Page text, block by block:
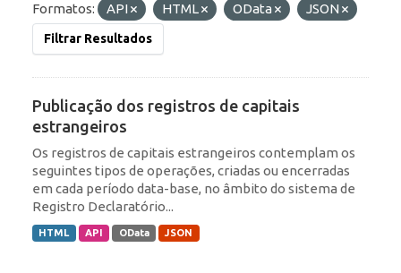
Formatos:
API HTML OData JSON
Filtrar Resultados
Publicação dos registros de capitais
estrangeiros
Os registros de capitais estrangeiros contemplam os
seguintes tipos de operações, criadas ou encerradas
em cada período data-base, no âmbito do sistema de
Registro Declaratório...
HTML API OData JSON